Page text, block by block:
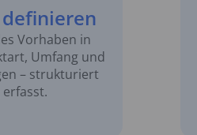
Vorhaben in
Umfang und
– strukturiert